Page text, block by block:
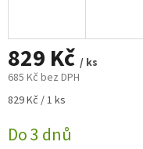
829 Kč / ks
685 Kč bez DPH
Měrná
829 Kč / 1 ks
Do 3 dnů